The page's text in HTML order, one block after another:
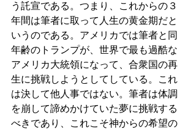
う託宣である。つまり、これからの３
年間は筆者に取って人生の黄金期だと
いうのである。アメリカでは筆者と同
年齢のトランプが、世界で最も過酷な
アメリカ大統領になって、合衆国の再
生に挑戦しようとしてしている。これ
は決して他人事ではない。筆者は体調
を崩して諦めかけていた夢に挑戦する
べきであり、これこそ神からの希望の